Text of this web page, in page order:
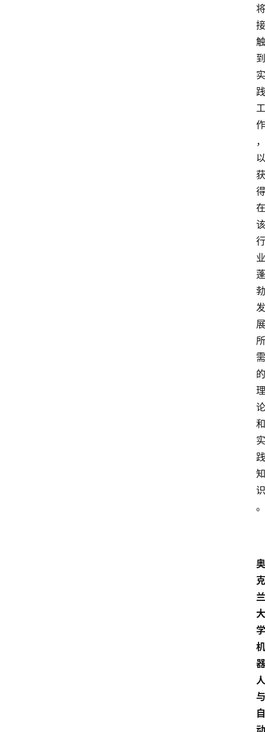
将
接
触
到
实
践
工
作
，
以
获
得
在
该
行
业
蓬
勃
发
展
所
需
的
理
论
和
实
践
知
识
。
奥
克
兰
大
学
机
器
人
与
自
动